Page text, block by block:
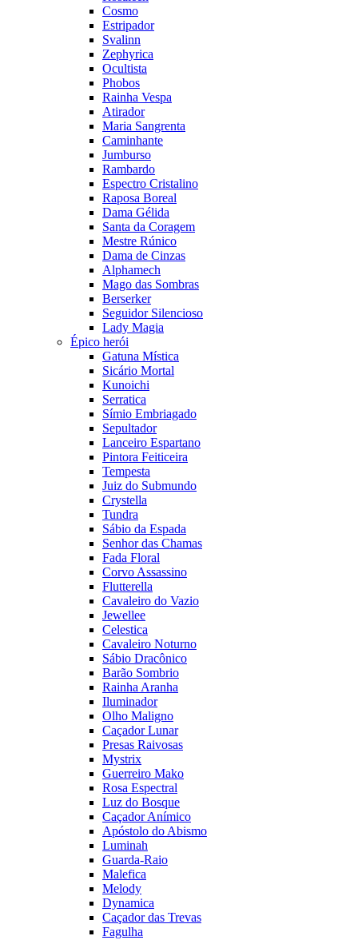
Cosmo
Estripador
Svalinn
Zephyrica
Ocultista
Phobos
Rainha Vespa
Atirador
Maria Sangrenta
Caminhante
Jumburso
Rambardo
Espectro Cristalino
Raposa Boreal
Dama Gélida
Santa da Coragem
Mestre Rúnico
Dama de Cinzas
Alphamech
Mago das Sombras
Berserker
Seguidor Silencioso
Lady Magia
Épico herói
Gatuna Mística
Sicário Mortal
Kunoichi
Serratica
Símio Embriagado
Sepultador
Lanceiro Espartano
Pintora Feiticeira
Tempesta
Juiz do Submundo
Crystella
Tundra
Sábio da Espada
Senhor das Chamas
Fada Floral
Corvo Assassino
Flutterella
Cavaleiro do Vazio
Jewellee
Celestica
Cavaleiro Noturno
Sábio Dracônico
Barão Sombrio
Rainha Aranha
Iluminador
Olho Maligno
Caçador Lunar
Presas Raivosas
Mystrix
Guerreiro Mako
Rosa Espectral
Luz do Bosque
Caçador Anímico
Apóstolo do Abismo
Luminah
Guarda-Raio
Malefica
Melody
Dynamica
Caçador das Trevas
Fagulha